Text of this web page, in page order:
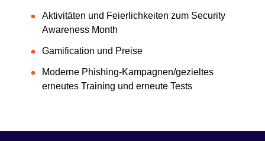
Aktivitäten und Feierlichkeiten zum Security
Awareness Month
Gamification und Preise
Moderne Phishing-Kampagnen/gezieltes
erneutes Training und erneute Tests